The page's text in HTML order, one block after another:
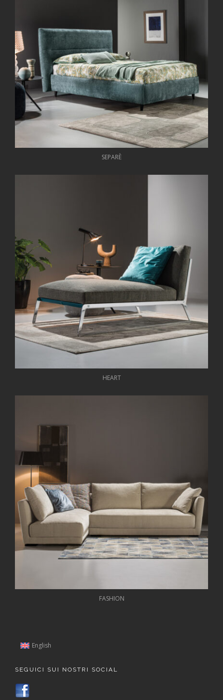
SEPARÈ
HEART
FASHION
English
SEGUICI SUI NOSTRI SOCIAL